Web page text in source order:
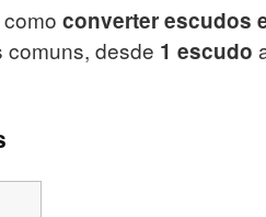
converter escudos
comuns, desde 1 escudo